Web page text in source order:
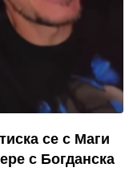
се с Маги
с Богданска